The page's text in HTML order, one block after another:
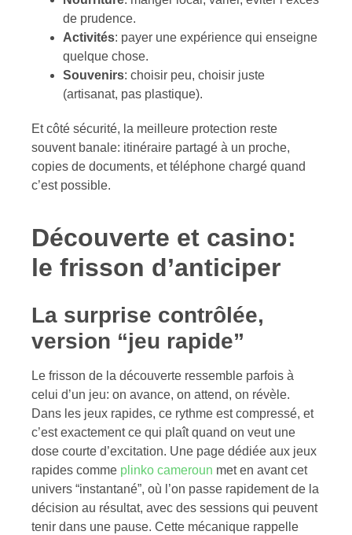
de prudence.
Activités: payer une expérience qui enseigne
quelque chose.
Souvenirs: choisir peu, choisir juste
(artisanat, pas plastique).
Et côté sécurité, la meilleure protection reste
souvent banale: itinéraire partagé à un proche,
copies de documents, et téléphone chargé quand
c’est possible.
Découverte et casino:
le frisson d’anticiper
La surprise contrôlée,
version “jeu rapide”
Le frisson de la découverte ressemble parfois à
celui d’un jeu: on avance, on attend, on révèle.
Dans les jeux rapides, ce rythme est compressé, et
c’est exactement ce qui plaît quand on veut une
dose courte d’excitation. Une page dédiée aux jeux
rapides comme plinko cameroun met en avant cet
univers “instantané”, où l’on passe rapidement de la
décision au résultat, avec des sessions qui peuvent
tenir dans une pause. Cette mécanique rappelle